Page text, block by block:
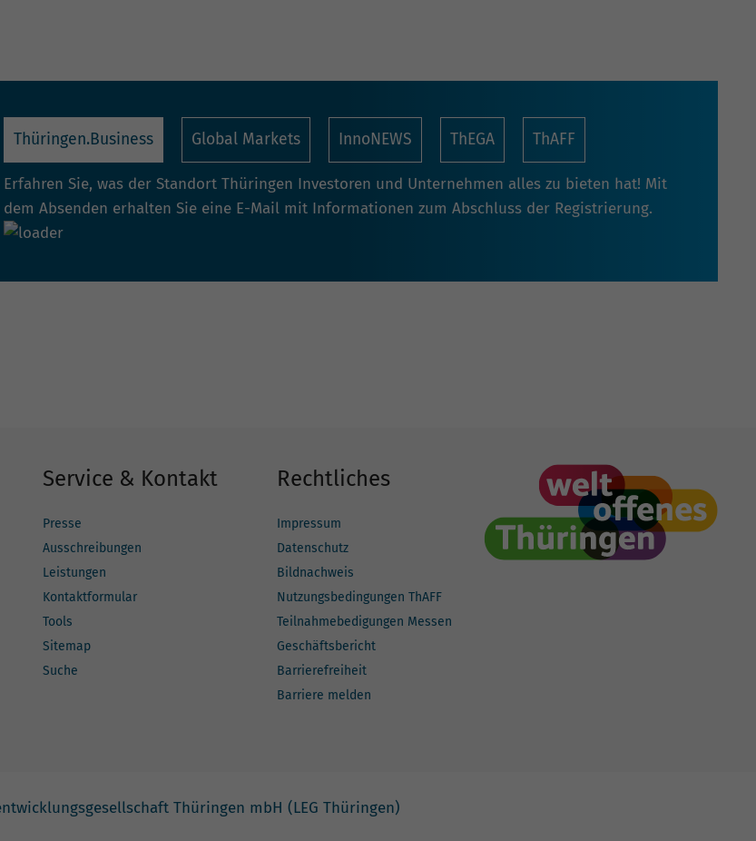
Thüringen.Business Global Markets InnoNEWS ThEGA ThAFF
Erfahren Sie, was der Standort Thüringen Investoren und Unternehmen alles zu bieten hat! Mit
dem Absenden erhalten Sie eine E-Mail mit Informationen zum Abschluss der Registrierung.
Service & Kontakt
Presse
Ausschreibungen
Leistungen
Kontaktformular
Tools
Sitemap
Suche
Rechtliches
Impressum
Datenschutz
Bildnachweis
Nutzungsbedingungen ThAFF
Teilnahmebedigungen Messen
Geschäftsbericht
Barrierefreiheit
Barriere melden
Thüringen mbH (LEG Thüringen)